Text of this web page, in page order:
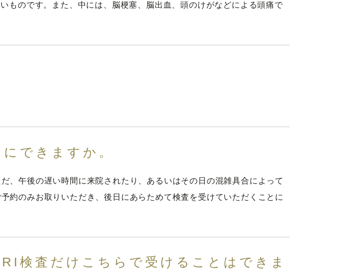
ものです。また、中には、脳梗塞、脳出血、頭のけがなどによる頭痛で
できますか。
、午後の遅い時間に来院されたり、あるいはその日の混雑具合によって
約のみお取りいただき、後日にあらためて検査を受けていただくことに
検査だけこちらで受けることはできま